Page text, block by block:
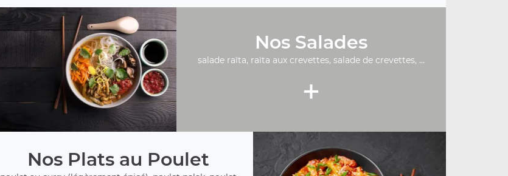
Nos Salades
salade raïta, raïta aux crevettes, salade de crevettes, ...
+
Nos Plats au Poulet